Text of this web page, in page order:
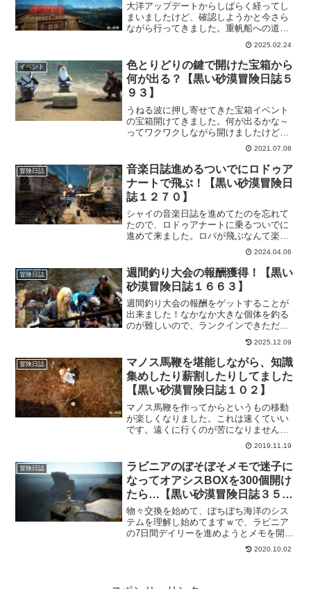
大洋アップデートからしばらく経ってし
まいましたけど、確認しようかと今さら
ながら行ってきました。重帆船への道の
りが近くなったのは事実ですし、航海や
交易レベルも以前と比べて楽になってき
たのかなぁという印象です。
2025.02.24
イベント
色とりどりの鍵で開けた宝箱から
何が出る？【黒い砂漠冒険日誌５
９３】
うねる波に押し寄せてきた宝箱イベント
の宝箱開けてきました。何が出るかな～
ってワクワクしながら開けましたけど、
このイベントって全体損しないイベント
なんですね。宝箱の中身に質の違いはあ
れど、鍵を売ってもいいけど宝箱を開け
ないと損しちゃう！そんなイベントで
す。
2021.07.08
冒険日誌
音楽日誌進めるついでにロドゥア
ナートで飛ぶ！【黒い砂漠冒険日
誌１２７０】
シャイの音楽日誌を進めてたのを忘れて
たので、ロドゥアナートに乗るついでに
進めて来ました。ロバが飛ぶなんて楽し
いでしかないので、常時にしてほしいな
と言う心の声ｗ今後実装されるであろう
新楽器に向けて、今の内に音楽日誌も進
めないとなー。
2024.04.06
冒険日誌
週間釣り大会の報酬獲得！【黒い
砂漠冒険日誌１６６３】
週間釣り大会の報酬をゲットすることが
出来ました！なかなか大きな個体を釣る
のが難しいので、ランクインできただけ
でも儲けものだと思ってます。もらった
のは「波を宿した灰色の箱」確実に金塊
(10億シルバー相当)獲得できるのはひじょ
ーに嬉しいですね。
2025.12.09
冒険日誌
マノス馬鞭を堪能しながら、知識
集めしたり薪割したりしてました
【黒い砂漠冒険日誌１０２】
マノス馬鞭を作ってからというもの移動
が楽しくなりました。これは速くていい
です。遠くに行くのが苦になりません。
それをいいことに、あっちこっちを移動
して知識集めとかもやりだしました。
2019.11.19
冒険日誌
ラビニアのぼそぼそメモで迷子に
なってオアシスBOXを300個開け
たら…【黒い砂漠冒険日誌３５
８】
物々交換を始めて、ぼちぼち海洋のシス
テムを理解し始めてますｗで、ラビニア
の7日間デイリーを進めようとメモを開い
て目的地に行こうとしたら迷子になりま
した。やっぱり羅針盤ないとしんどいで
2020.10.02